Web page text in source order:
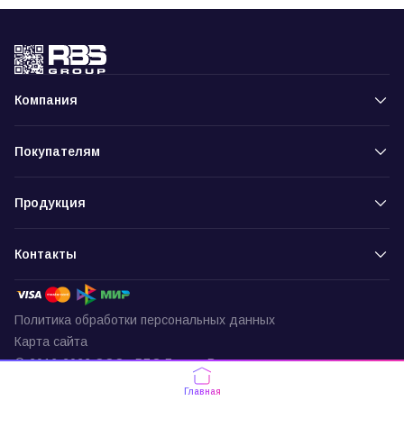
Компания
Покупателям
Продукция
Контакты
Политика обработки персональных данных
Карта сайта
© 2016-2026 ООО «РБС-Групп» Все права защищены
Главная